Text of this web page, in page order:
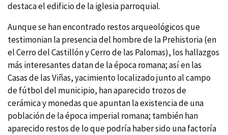
destaca el edificio de la iglesia parroquial.
Aunque se han encontrado restos arqueológicos que
testimonian la presencia del hombre de la Prehistoria (en
el Cerro del Castillón y Cerro de las Palomas), los hallazgos
más interesantes datan de la época romana; así­ en las
Casas de las Viñas, yacimiento localizado junto al campo
de fútbol del municipio, han aparecido trozos de
cerámica y monedas que apuntan la existencia de una
población de la época imperial romana; también han
aparecido restos de lo que podrí­a haber sido una factorí­a